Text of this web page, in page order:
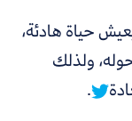
حياة هادئة،
ولذلك
.